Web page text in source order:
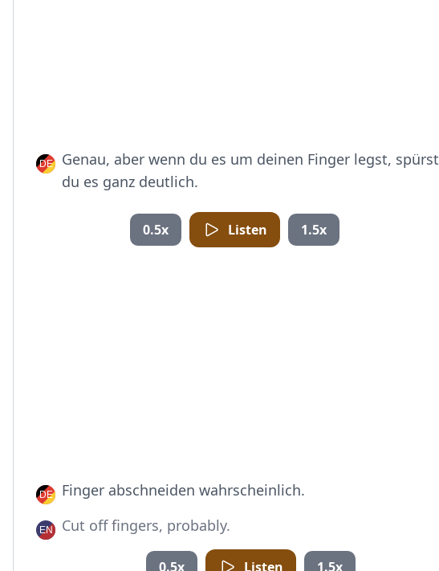
Genau, aber wenn du es um deinen Finger legst, spürst
du es ganz deutlich.
0.5x Listen 1.5x
Finger abschneiden wahrscheinlich.
Cut off fingers, probably.
0.5x Listen 1.5x